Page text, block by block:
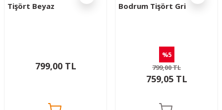
Tişört Beyaz
799,00 TL
Bodrum Tişört Gri
%5
799,00 TL
759,05 TL